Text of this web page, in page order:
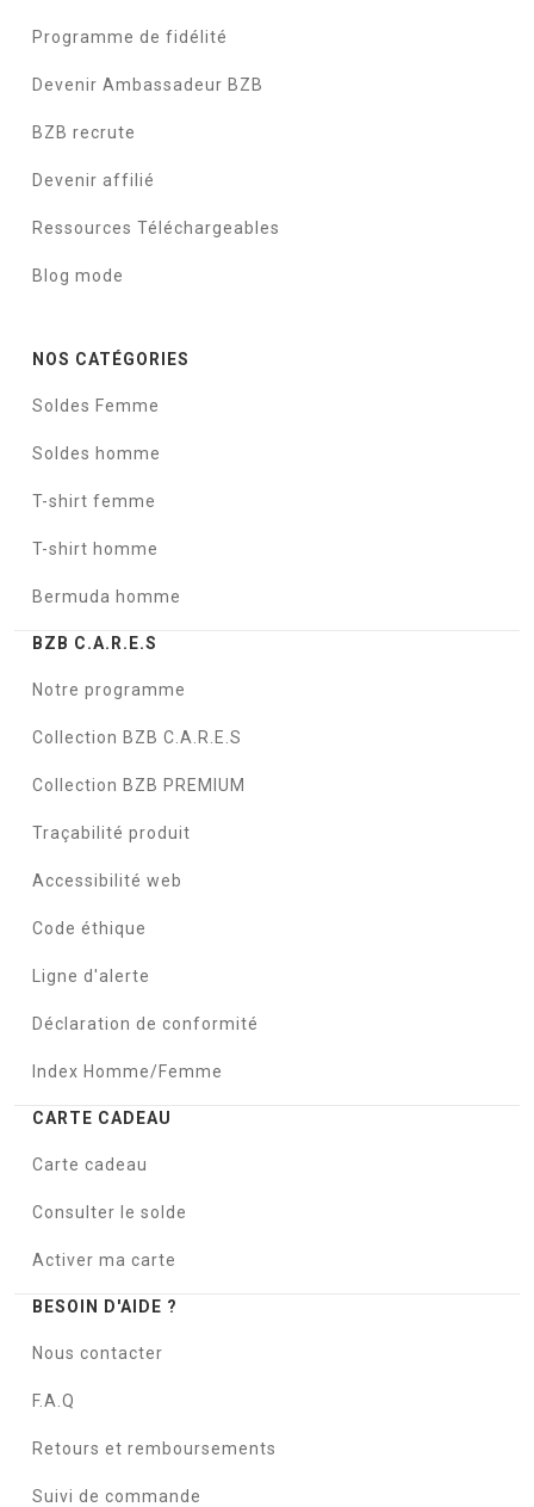
Programme de fidélité
Devenir Ambassadeur BZB
BZB recrute
Devenir affilié
Ressources Téléchargeables
Blog mode
NOS CATÉGORIES
Soldes Femme
Soldes homme
T-shirt femme
T-shirt homme
Bermuda homme
BZB C.A.R.E.S
Notre programme
Collection BZB C.A.R.E.S
Collection BZB PREMIUM
Traçabilité produit
Accessibilité web
Code éthique
Ligne d'alerte
Déclaration de conformité
Index Homme/Femme
CARTE CADEAU
Carte cadeau
Consulter le solde
Activer ma carte
BESOIN D'AIDE ?
Nous contacter
F.A.Q
Retours et remboursements
Suivi de commande